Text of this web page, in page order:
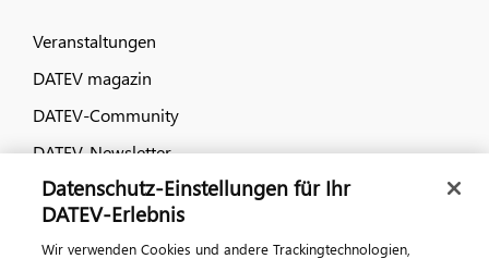
Veranstaltungen
DATEV magazin
DATEV-Community
DATEV-Newsletter
Kontaktieren Sie uns
Datenschutz-Einstellungen für Ihr
DATEV-Erlebnis
Wir verwenden Cookies und andere Trackingtechnologien,